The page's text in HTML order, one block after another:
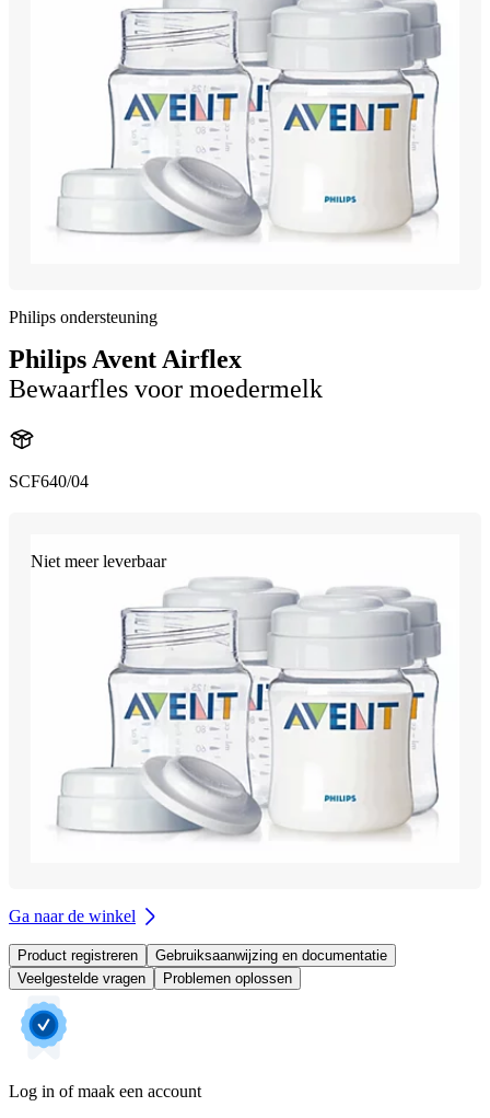
Philips ondersteuning
Philips Avent Airflex
Bewaarfles voor moedermelk
SCF640/04
Niet meer leverbaar
Ga naar de winkel
Product registreren
Gebruiksaanwijzing en documentatie
Veelgestelde vragen
Problemen oplossen
Log in of maak een account